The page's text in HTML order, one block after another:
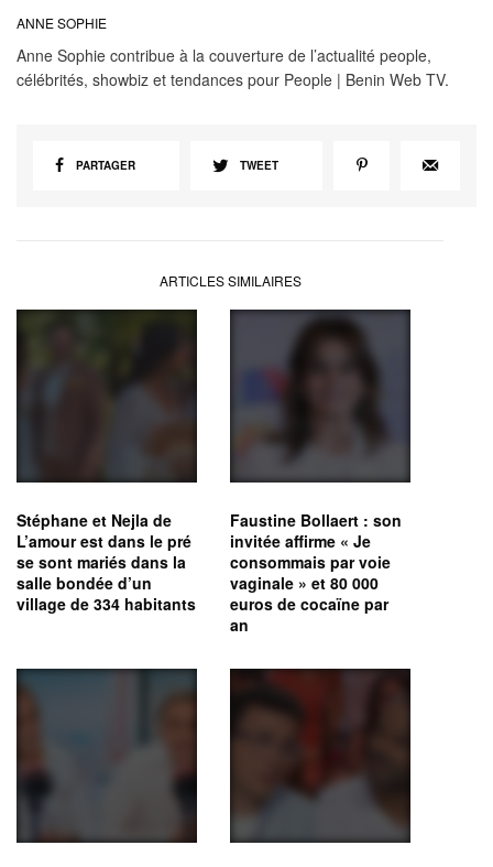
ANNE SOPHIE
Anne Sophie contribue à la couverture de l’actualité people,
célébrités, showbiz et tendances pour People | Benin Web TV.
PARTAGER TWEET
ARTICLES SIMILAIRES
Stéphane et Nejla de
L’amour est dans le pré
se sont mariés dans la
salle bondée d’un
village de 334 habitants
Faustine Bollaert : son
invitée affirme « Je
consommais par voie
vaginale » et 80 000
euros de cocaïne par
an